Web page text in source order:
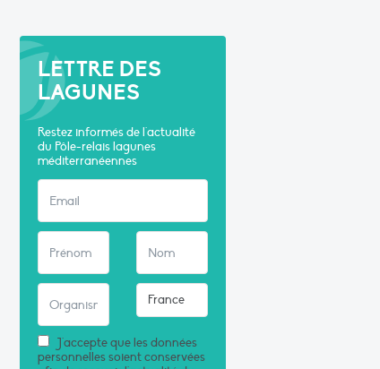
LETTRE DES
LAGUNES
Restez informés de l'actualité
du Pôle-relais lagunes
méditerranéennes
J'accepte que les données
personnelles soient conservées